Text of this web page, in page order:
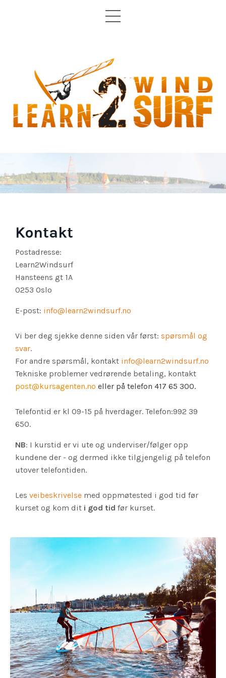
Kontakt
Postadresse:
Learn2Windsurf
Hansteens gt 1A
0253 Oslo
E-post: info@learn2windsurf.no
Vi ber deg sjekke denne siden vår først: spørsmål og
svar.
For andre spørsmål, kontakt info@learn2windsurf.no
Tekniske problemer vedrørende betaling, kontakt
post@kursagenten.no eller på telefon 417 65 300.
Telefontid er kl 09-15 på hverdager. Telefon:992 39
650.
NB: I kurstid er vi ute og underviser/følger opp
kundene der - og dermed ikke tilgjengelig på telefon
utover telefontiden.
Les veibeskrivelse med oppmøtested i god tid før
kurset og kom dit i god tid før kurset.